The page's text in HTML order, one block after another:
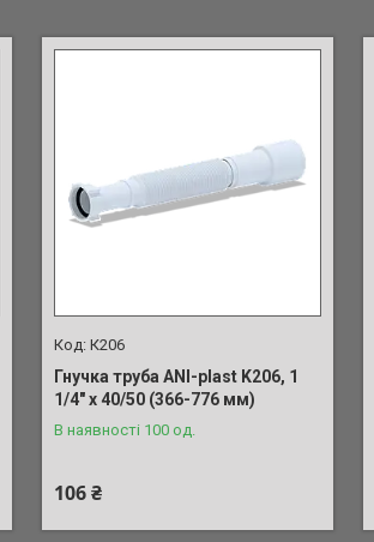
К206
Гнучка труба ANI-plast K206, 1
1/4" x 40/50 (366-776 мм)
В наявності 100 од.
106 ₴